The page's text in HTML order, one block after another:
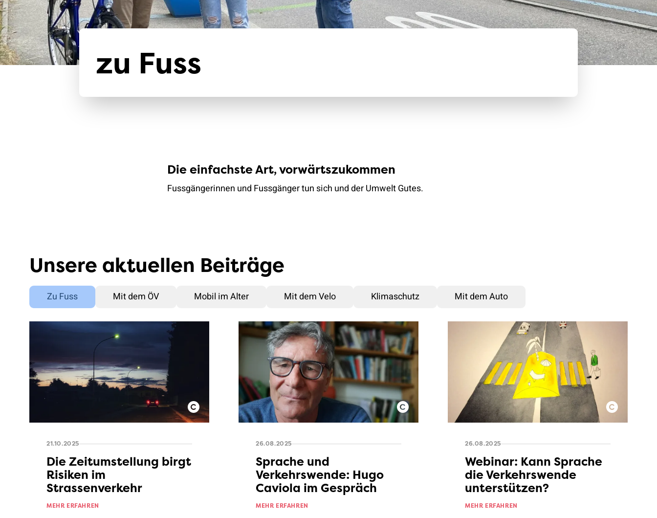
zu Fuss
Die einfachste Art, vorwärtszukommen
Fussgängerinnen und Fussgänger tun sich und der Umwelt Gutes.
Unsere aktuellen Beiträge
Zu Fuss Mit dem ÖV Mobil im Alter Mit dem Velo Klimaschutz Mit dem Auto
21.10.2025
Die Zeitumstellung birgt
Risiken im
Strassenverkehr
MEHR ERFAHREN
26.08.2025
Sprache und
Verkehrswende: Hugo
Caviola im Gespräch
MEHR ERFAHREN
26.08.2025
Webinar: Kann Sprache
die Verkehrswende
unterstützen?
MEHR ERFAHREN